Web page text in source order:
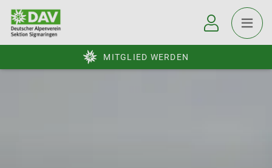
MITGLIED WERDEN